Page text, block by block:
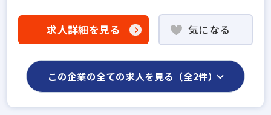
求人詳細を見る 気になる
この企業の全ての求人を見る（全2件）